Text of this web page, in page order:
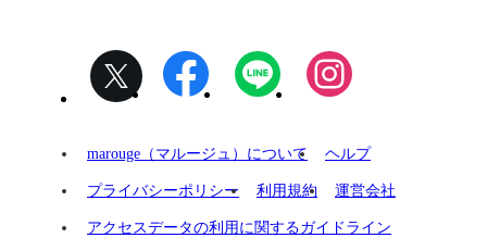
marouge（マルージュ）について ヘルプ
プライバシーポリシー 利用規約 運営会社
アクセスデータの利用に関するガイドライン